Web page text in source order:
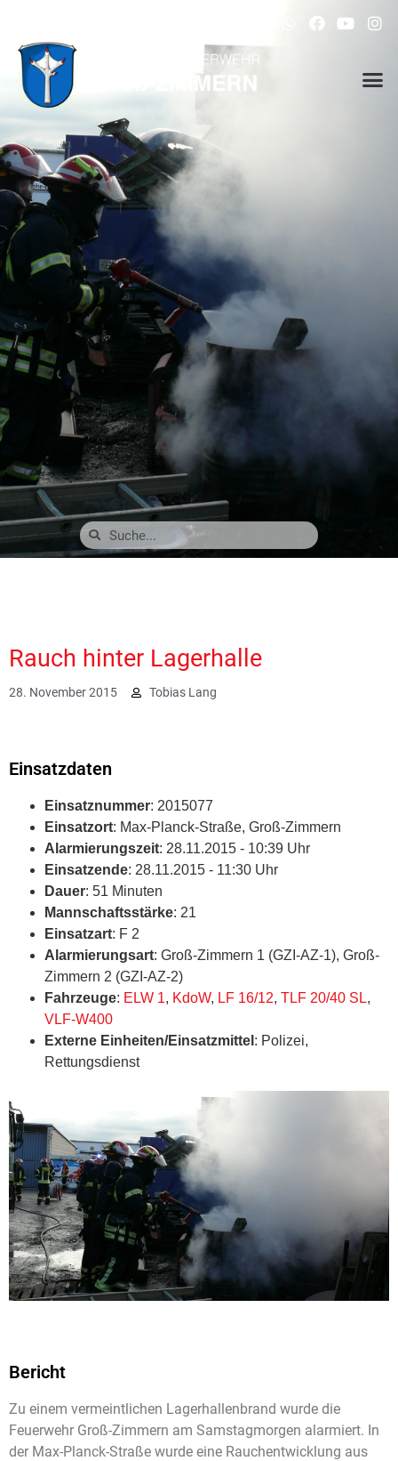
Rauch hinter Lagerhalle
28. November 2015 Tobias Lang
Einsatzdaten
Einsatznummer: 2015077
Einsatzort: Max-Planck-Straße, Groß-Zimmern
Alarmierungszeit: 28.11.2015 - 10:39 Uhr
Einsatzende: 28.11.2015 - 11:30 Uhr
Dauer: 51 Minuten
Mannschaftsstärke: 21
Einsatzart: F 2
Alarmierungsart: Groß-Zimmern 1 (GZI-AZ-1), Groß-
Zimmern 2 (GZI-AZ-2)
Fahrzeuge: ELW 1, KdoW, LF 16/12, TLF 20/40 SL,
VLF-W400
Externe Einheiten/Einsatzmittel : Polizei,
Rettungsdienst
Bericht
Zu einem vermeintlichen Lagerhallenbrand wurde die
Feuerwehr Groß-Zimmern am Samstagmorgen alarmiert. In
der Max-Planck-Straße wurde eine Rauchentwicklung aus